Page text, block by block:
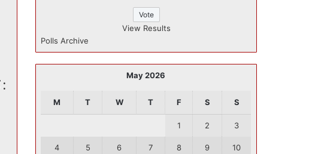
View Results
Polls Archive
May 2026
M T W T F S S
1 2 3
4 5 6 7 8 9 10